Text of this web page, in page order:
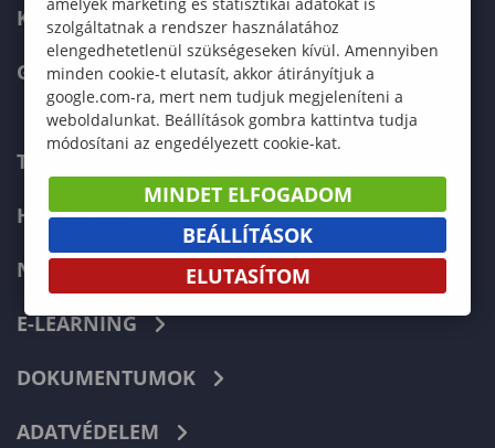
KARRIER
GREEN UNIVERSITY
TELEFONKÖNYV
HIBABEJELENTÉS
NEPTUN
E-LEARNING
DOKUMENTUMOK
ADATVÉDELEM
szolgáltatnak a rendszer használatához
elengedhetetlenül szükségeseken kívül. Amennyiben
minden cookie-t elutasít, akkor átirányítjuk a
google.com-ra, mert nem tudjuk megjeleníteni a
weboldalunkat. Beállítások gombra kattintva tudja
módosítani az engedélyezett cookie-kat.
MINDET ELFOGADOM
BEÁLLÍTÁSOK
ELUTASÍTOM